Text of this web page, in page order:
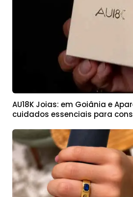
AU18K Joias: em Goiânia e
cuidados essenciais para